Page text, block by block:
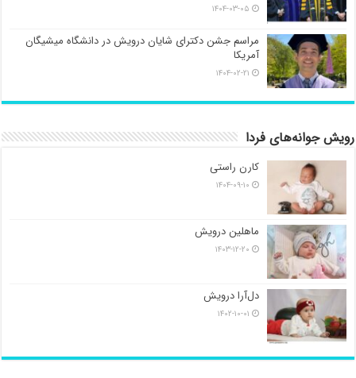
۱۴۰۴-۰۳-۰۵
مراسم جشن دکترای شایان درویش در دانشگاه میشیگان
آمریکا
۱۴۰۴-۰۲-۲۱
رویش جوانه‌های فردا
کارن راستی
۱۴۰۴-۰۹-۱۰
ماهلین درویش
۱۴۰۳-۱۲-۲۰
دل‌آرا درویش
۱۴۰۲-۱۰-۰۱